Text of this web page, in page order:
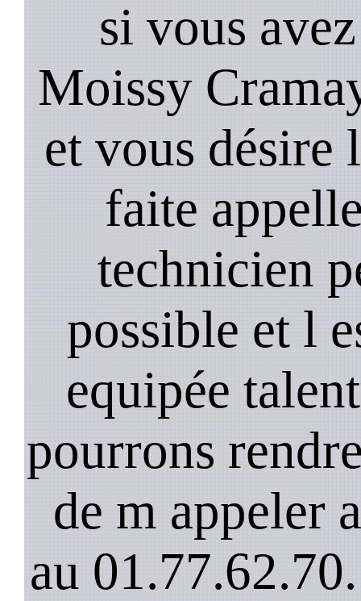
si vous
Moissy
et vous désire
faite
technicien
possible et l
equipée
pourrons
de m appeler
au